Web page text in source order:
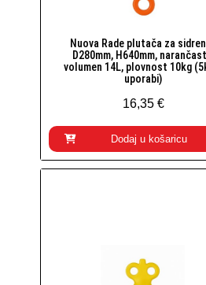
Brzi pogled
Nuova Rade plutača za
D280mm, H640mm,
volumen 14L, plovnost 10kg
uporabi)
16,35 €
Dodaj u košaricu